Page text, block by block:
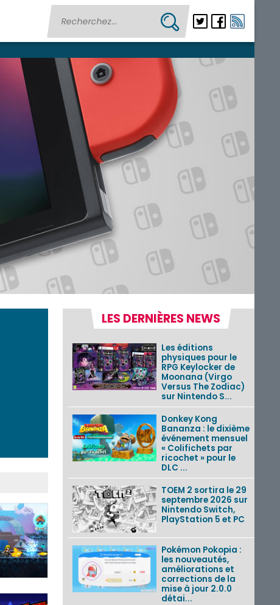
LES DERNIÈRES NEWS
Les éditions
physiques pour le
RPG Keylocker de
Moonana (Virgo
Versus The Zodiac)
sur Nintendo S...
Donkey Kong
Bananza : le dixième
événement mensuel
« Colifichets par
ricochet » pour le
DLC ...
TOEM 2 sortira le 29
septembre 2026 sur
Nintendo Switch,
PlayStation 5 et PC
Pokémon Pokopia :
les nouveautés,
améliorations et
corrections de la
mise à jour 2.0.0
détai...